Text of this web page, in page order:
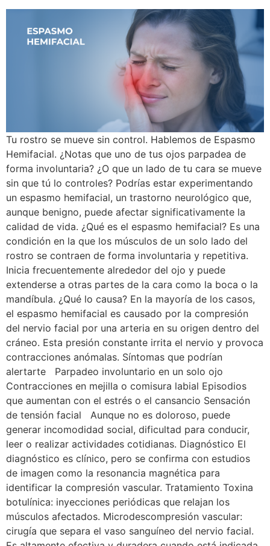
Tu rostro se mueve sin control. Hablemos de Espasmo
Hemifacial. ¿Notas que uno de tus ojos parpadea de
forma involuntaria? ¿O que un lado de tu cara se mueve
sin que tú lo controles? Podrías estar experimentando
un espasmo hemifacial, un trastorno neurológico que,
aunque benigno, puede afectar significativamente la
calidad de vida. ¿Qué es el espasmo hemifacial? Es una
condición en la que los músculos de un solo lado del
rostro se contraen de forma involuntaria y repetitiva.
Inicia frecuentemente alrededor del ojo y puede
extenderse a otras partes de la cara como la boca o la
mandíbula. ¿Qué lo causa? En la mayoría de los casos,
el espasmo hemifacial es causado por la compresión
del nervio facial por una arteria en su origen dentro del
cráneo. Esta presión constante irrita el nervio y provoca
contracciones anómalas. Síntomas que podrían
alertarte Parpadeo involuntario en un solo ojo
Contracciones en mejilla o comisura labial Episodios
que aumentan con el estrés o el cansancio Sensación
de tensión facial Aunque no es doloroso, puede
generar incomodidad social, dificultad para conducir,
leer o realizar actividades cotidianas. Diagnóstico El
diagnóstico es clínico, pero se confirma con estudios
de imagen como la resonancia magnética para
identificar la compresión vascular. Tratamiento Toxina
botulínica: inyecciones periódicas que relajan los
músculos afectados. Microdescompresión vascular:
cirugía que separa el vaso sanguíneo del nervio facial.